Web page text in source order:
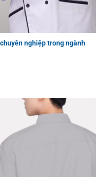
nghiệp trong ngành